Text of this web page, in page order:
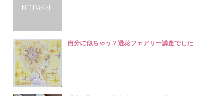
自分に似ちゃう？透花フェアリー講座でした